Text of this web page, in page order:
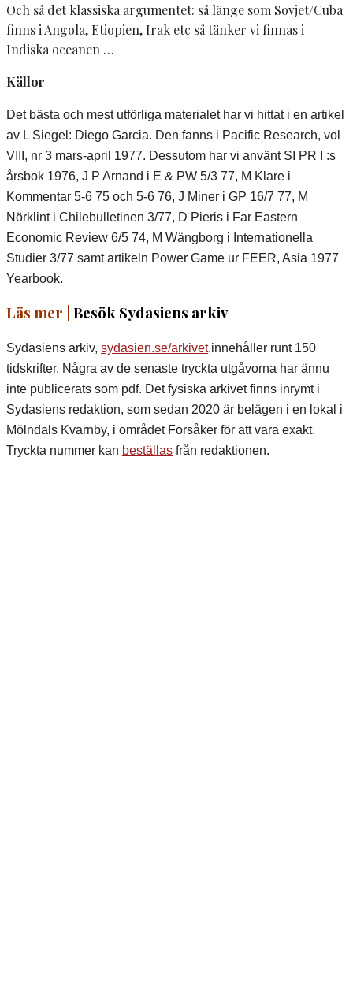
Och så det klassiska argumentet: så länge som Sovjet/Cuba
finns i Angola, Etiopien, Irak etc så tänker vi finnas i
Indiska oceanen …
Källor
Det bästa och mest utförliga materialet har vi hittat i en artikel
av L Siegel: Diego Garcia. Den fanns i Pacific Research, vol
VIII, nr 3 mars-april 1977. Dessutom har vi använt SI PR I :s
årsbok 1976, J P Arnand i E & PW 5/3 77, M Klare i
Kommentar 5-6 75 och 5-6 76, J Miner i GP 16/7 77, M
Nörklint i Chilebulletinen 3/77, D Pieris i Far Eastern
Economic Review 6/5 74, M Wängborg i Internationella
Studier 3/77 samt artikeln Power Game ur FEER, Asia 1977
Yearbook.
Läs mer | Besök Sydasiens arkiv
Sydasiens arkiv, sydasien.se/arkivet,innehåller runt 150
tidskrifter. Några av de senaste tryckta utgåvorna har ännu
inte publicerats som pdf. Det fysiska arkivet finns inrymt i
Sydasiens redaktion, som sedan 2020 är belägen i en lokal i
Mölndals Kvarnby, i området Forsåker för att vara exakt.
Tryckta nummer kan beställas från redaktionen.